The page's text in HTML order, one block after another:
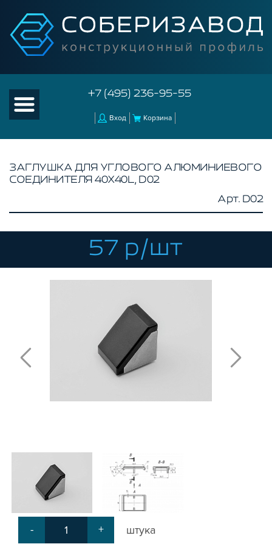
+7 (495) 236-95-55
Вход Корзина
КАТАЛОГ ТОВАРОВ
КОНСТРУКЦИОННЫЙ ПРОФИЛЬ
КОМПЛЕКТУЮЩИЕ К ЧПУ
АКСЕССУАРЫ ДЛЯ V-ПАЗА
Т-БОЛТЫ И Т-ГАЙКИ
СИСТЕМА ТРУБНАЯ МОДУЛЬНАЯ
СИСТЕМА ТРУБНАЯ КОНСТРУКЦИОННАЯ
ВНУТРЕННИЕ УГЛОВЫЕ СОЕДИНИТЕЛИ
АДДИТИВНЫЕ ТОВАРЫ
ОБЩЕСТРОИТЕЛЬНЫЙ ПРОФИЛЬ
ПОДШИПНИКИ
ЛИНЕЙНЫЕ СОЕДИНИТЕЛИ
ДОПОЛНИТЕЛЬНАЯ ОБРАБОТКА
ПАРАЛЛЕЛЬНЫЕ СОЕДИНИТЕЛИ
ПРОМЫШЛЕННАЯ МЕБЕЛЬ
ЗАГЛУШКА ДЛЯ УГЛОВОГО АЛЮМИНИЕВОГО
СОЕДИНИТЕЛЯ 40Х40L, D02
Арт. D02
57 р/шт
- + штука